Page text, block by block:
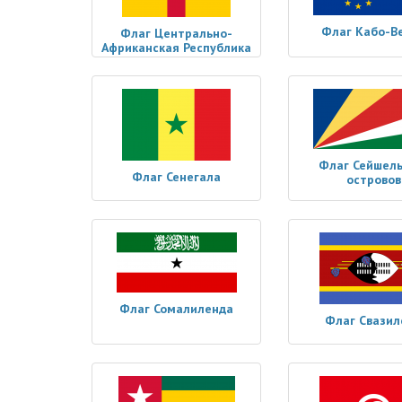
Флаг Центрально-
Африканская Республика
Флаг Кабо-
Флаг Сенегала
Флаг
островов
Флаг Сомалиленда
Флаг